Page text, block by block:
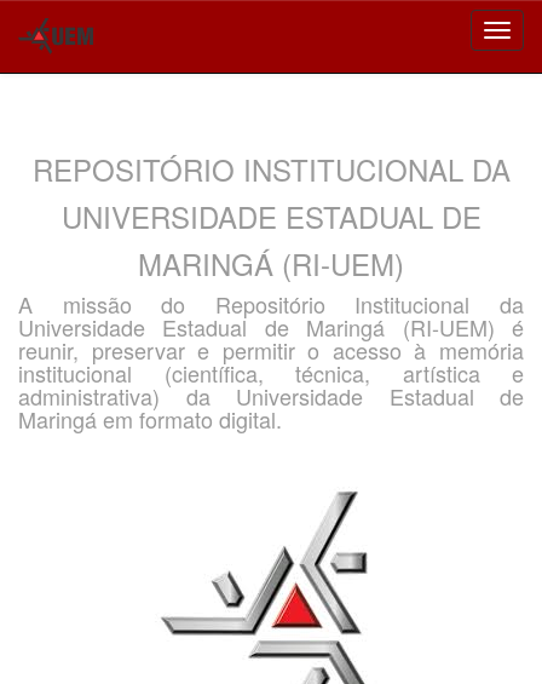
REPOSITÓRIO INSTITUCIONAL DA
UNIVERSIDADE ESTADUAL DE
MARINGÁ (RI-UEM)
A missão do Repositório Institucional da
Universidade Estadual de Maringá (RI-UEM) é
reunir, preservar e permitir o acesso à memória
institucional (científica, técnica, artística e
administrativa) da Universidade Estadual de
Maringá em formato digital.